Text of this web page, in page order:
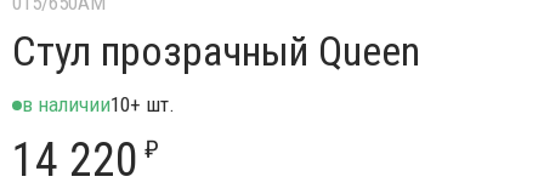
Стул прозрачный Queen
в наличии10+ шт.
14 220 ₽